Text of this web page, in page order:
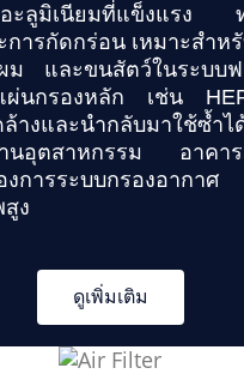
อะลูมิเนียมที่แข็งแรง
ารกัดกร่อน เหมาะสำห
ม และขนสัตว์ในระบบฟ
ผ่นกรองหลัก เช่น
ล้างและนำกลับมาใช้ซ้ำ
านอุตสาหกรรม อาคาร
การระบบกรองอากาศ
ง
ดูเพิ่มเติม